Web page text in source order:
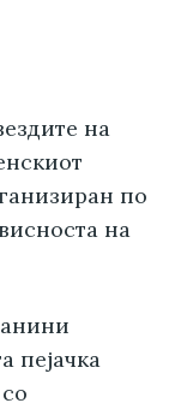
на
по
на
пејачка